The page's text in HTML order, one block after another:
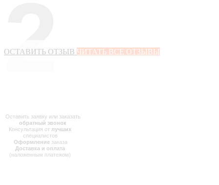
2
Оставить заявку или заказать
обратный звонок
Консультация от лучших
специалистов
Оформление заказа
Доставка и оплата
(наложенным платежом)
ОСТАВИТЬ ОТЗЫВ ЧИТАТЬ ВСЕ ОТЗЫВЫ